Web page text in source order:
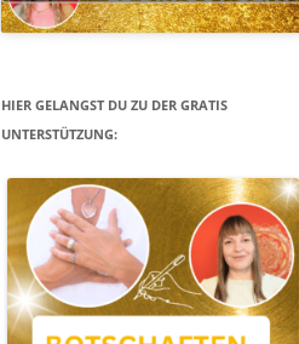
HIER GELANGST DU ZU DER GRATIS
UNTERSTÜTZUNG: